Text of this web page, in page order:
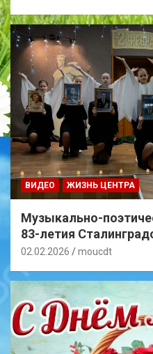
ВИДЕО ЖИЗНЬ ЦЕНТРА
Музыкально-
83-летия
02.02.2026 moucdt